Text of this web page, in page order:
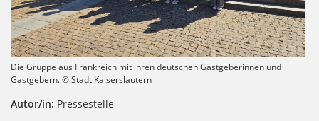
Die Gruppe aus Frankreich mit ihren deutschen Gastgeberinnen und
Gastgebern. © Stadt Kaiserslautern
Autor/in: Pressestelle